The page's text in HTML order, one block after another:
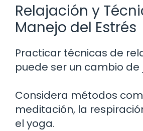
Relajación y
Manejo del Estrés
Practicar técnicas de
puede ser un cambio de
Considera métodos
meditación, la
el yoga.